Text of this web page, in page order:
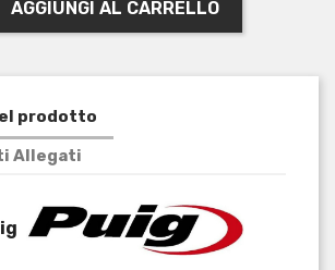
AGGIUNGI AL CARRELLO
prodotto
Allegati